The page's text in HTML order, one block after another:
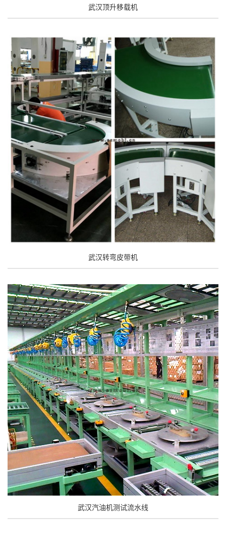
武汉顶升移载机
武汉转弯皮带机
武汉汽油机测试流水线